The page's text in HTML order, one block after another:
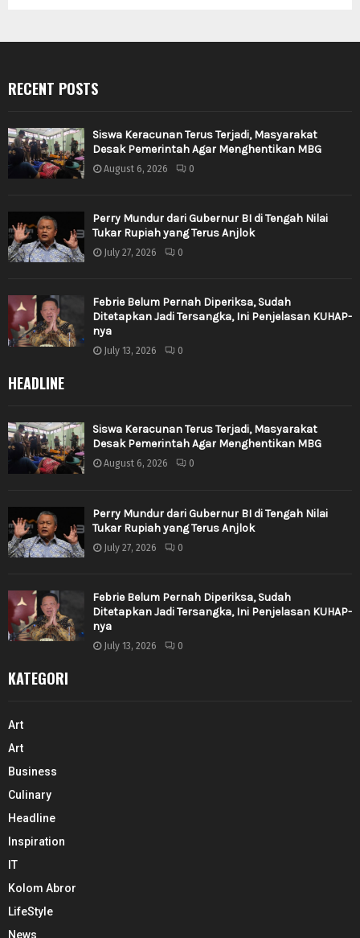
RECENT POSTS
Siswa Keracunan Terus Terjadi, Masyarakat
Desak Pemerintah Agar Menghentikan MBG
August 6, 2026 0
Perry Mundur dari Gubernur BI di Tengah Nilai
Tukar Rupiah yang Terus Anjlok
July 27, 2026 0
Febrie Belum Pernah Diperiksa, Sudah
Ditetapkan Jadi Tersangka, Ini Penjelasan KUHAP-
nya
July 13, 2026 0
HEADLINE
Siswa Keracunan Terus Terjadi, Masyarakat
Desak Pemerintah Agar Menghentikan MBG
August 6, 2026 0
Perry Mundur dari Gubernur BI di Tengah Nilai
Tukar Rupiah yang Terus Anjlok
July 27, 2026 0
Febrie Belum Pernah Diperiksa, Sudah
Ditetapkan Jadi Tersangka, Ini Penjelasan KUHAP-
nya
July 13, 2026 0
KATEGORI
Art
Art
Business
Culinary
Headline
Inspiration
IT
Kolom Abror
LifeStyle
News